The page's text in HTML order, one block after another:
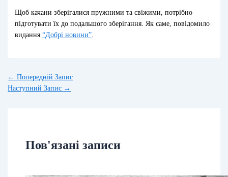
Щоб качани зберігалися пружними та свіжими, потрібно
підготувати їх до подальшого зберігання. Як саме, повідомило
видання“Добрі новини”
← Попередній Запис
Наступний Запис →
Пов'язані записи